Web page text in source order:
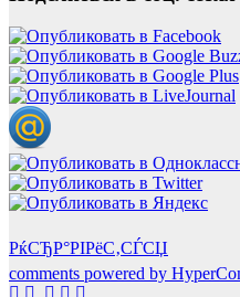
РќСЂР°РІРёС‚СЃСЏ
comments powered by